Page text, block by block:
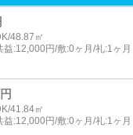
48.87㎡
益:12,000円/敷:0ヶ月/礼:1ヶ月
41.84㎡
益:12,000円/敷:0ヶ月/礼:1ヶ月